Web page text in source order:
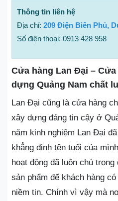
Thông tin liên hệ
Địa chỉ: 209 Điện Biên Phủ,
Số điện thoại: 0913 428 958
Cửa hàng Lan Đại –
dựng Quảng Nam chất
Lan Đại cũng là cửa hàng
xây dựng đáng tin cậy ở
năm kinh nghiệm Lan Đại
khẳng định tên tuổi của
hoạt động đã luôn chú
sản phẩm để khách hàng
niềm tin. Chính vì vậy mà